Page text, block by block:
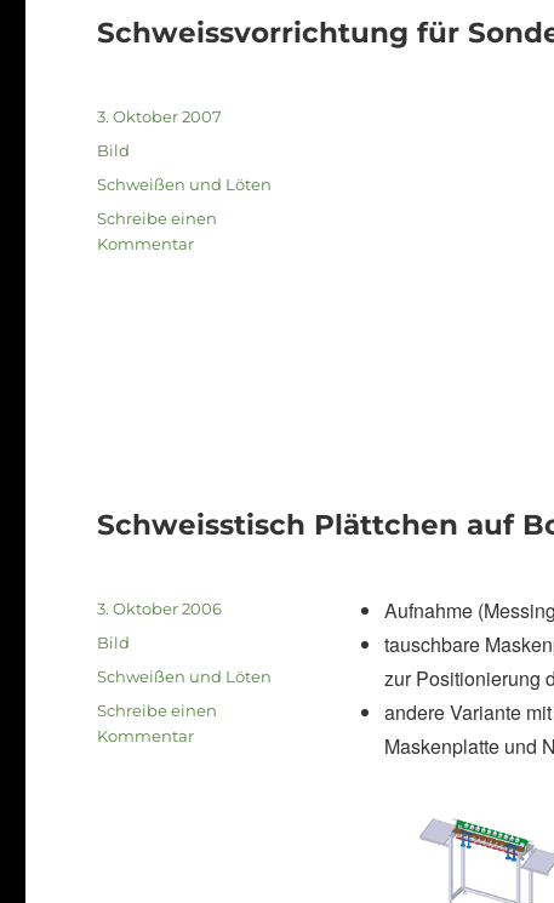
Schweissvorrichtung für
Veröffentlicht
am
3. Oktober 2007
Format
Bild
Kategorien
Schweißen und Löten
Schreibe einen
Kommentarzu
Schweisstisch Plättchen auf
Aufnahme
tauschbare
zur Positionierung
andere Variante
Maskenplatte und
Veröffentlicht
am
3. Oktober 2006
Format
Bild
Kategorien
Schweißen und Löten
Schreibe einen
Kommentarzu